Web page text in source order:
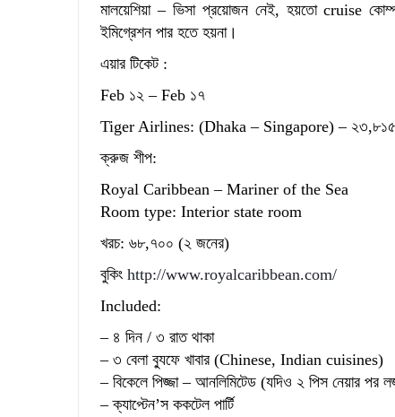
মালয়েশিয়া – ভিসা প্রয়োজন নেই, হয়তো cruise
ইমিগ্রেশন পার হতে হয়না।
এয়ার টিকেট :
Feb ১২ – Feb ১৭
Tiger Airlines: (Dhaka – Singapore) – ২৩,৮১৫
ক্রুজ শীপ:
Royal Caribbean – Mariner of the Sea
Room type: Interior state room
খরচ: ৬৮,৭০০ (২ জনের)
বুকিং http://www.royalcaribbean.com/
Included:
– ৪ দিন / ৩ রাত থাকা
– ৩ বেলা ব্যুফে খাবার (Chinese, Indian cuisines)
– বিকেলে পিজ্জা – আনলিমিটেড (যদিও ২ পিস নেয়ার পর
– ক্যাপ্টেন’স ককটেল পার্টি